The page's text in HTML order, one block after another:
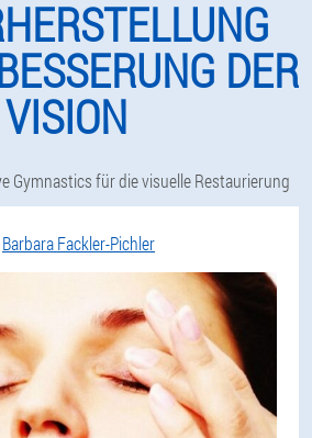
DER
VISION
Gymnastics für die visuelle Restaurierung
Barbara Fackler-Pichler